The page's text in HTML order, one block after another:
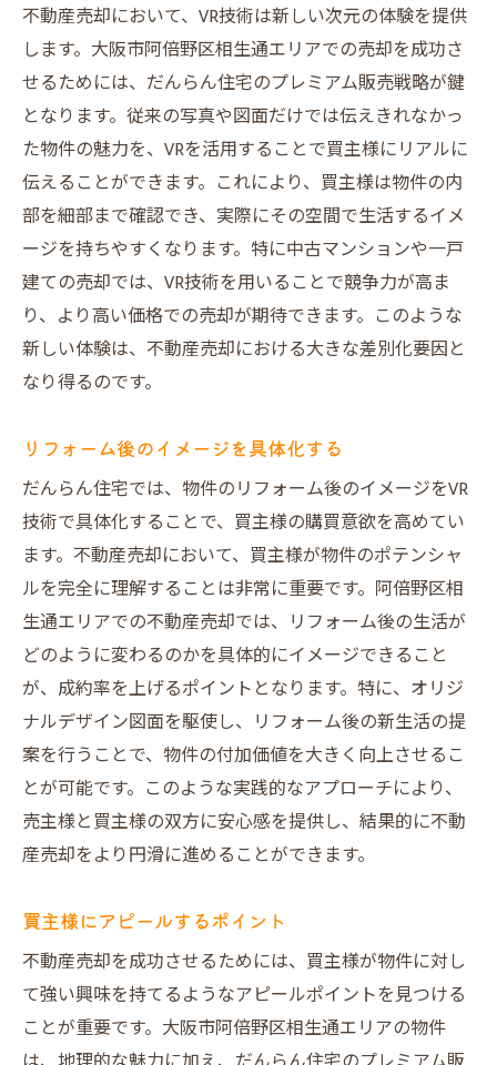
不動産売却において、VR技術は新しい次元の体験を提供
します。大阪市阿倍野区相生通エリアでの売却を成功さ
せるためには、だんらん住宅のプレミアム販売戦略が鍵
となります。従来の写真や図面だけでは伝えきれなかっ
た物件の魅力を、VRを活用することで買主様にリアルに
伝えることができます。これにより、買主様は物件の内
部を細部まで確認でき、実際にその空間で生活するイメ
ージを持ちやすくなります。特に中古マンションや一戸
建ての売却では、VR技術を用いることで競争力が高ま
り、より高い価格での売却が期待できます。このような
新しい体験は、不動産売却における大きな差別化要因と
なり得るのです。
リフォーム後のイメージを具体化する
だんらん住宅では、物件のリフォーム後のイメージをVR
技術で具体化することで、買主様の購買意欲を高めてい
ます。不動産売却において、買主様が物件のポテンシャ
ルを完全に理解することは非常に重要です。阿倍野区相
生通エリアでの不動産売却では、リフォーム後の生活が
どのように変わるのかを具体的にイメージできること
が、成約率を上げるポイントとなります。特に、オリジ
ナルデザイン図面を駆使し、リフォーム後の新生活の提
案を行うことで、物件の付加価値を大きく向上させるこ
とが可能です。このような実践的なアプローチにより、
売主様と買主様の双方に安心感を提供し、結果的に不動
産売却をより円滑に進めることができます。
買主様にアピールするポイント
不動産売却を成功させるためには、買主様が物件に対し
て強い興味を持てるようなアピールポイントを見つける
ことが重要です。大阪市阿倍野区相生通エリアの物件